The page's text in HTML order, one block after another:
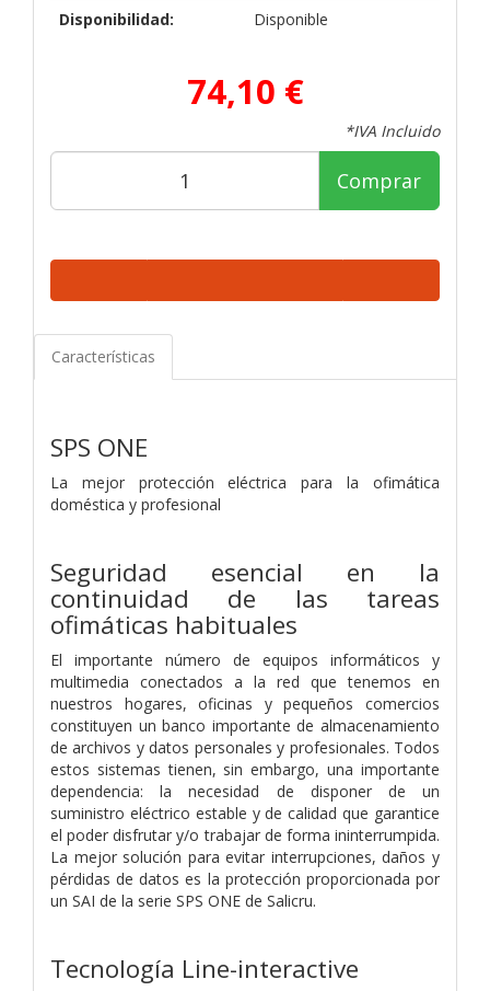
Disponibilidad:
Disponible
74,10 €
*IVA Incluido
Comprar
Características
SPS ONE
La mejor protección eléctrica para la ofimática
doméstica y profesional
Seguridad esencial en la
continuidad de las tareas
ofimáticas habituales
El importante número de equipos informáticos y
multimedia conectados a la red que tenemos en
nuestros hogares, oficinas y pequeños comercios
constituyen un banco importante de almacenamiento
de archivos y datos personales y profesionales. Todos
estos sistemas tienen, sin embargo, una importante
dependencia: la necesidad de disponer de un
suministro eléctrico estable y de calidad que garantice
el poder disfrutar y/o trabajar de forma ininterrumpida.
La mejor solución para evitar interrupciones, daños y
pérdidas de datos es la protección proporcionada por
un SAI de la serie SPS ONE de Salicru.
Tecnología Line-interactive